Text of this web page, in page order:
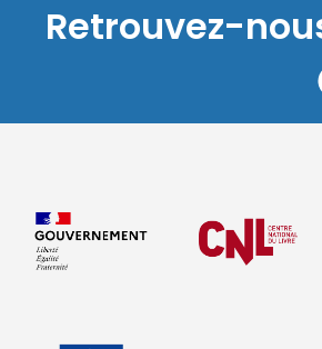
Retrouvez-